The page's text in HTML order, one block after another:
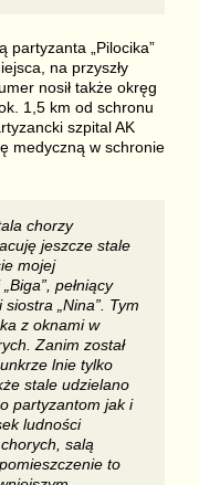
partyzanta „Pilocika”
na przyszły
nosił także okręg
1,5 km od schronu
szpital AK
medyczną w schronie
chorzy
jeszcze stale
mojej
pełniący
„Nina”. Tym
z oknami w
Zanim został
lnie tylko
stale udzielano
partyzantom jak i
ludności
salą
to